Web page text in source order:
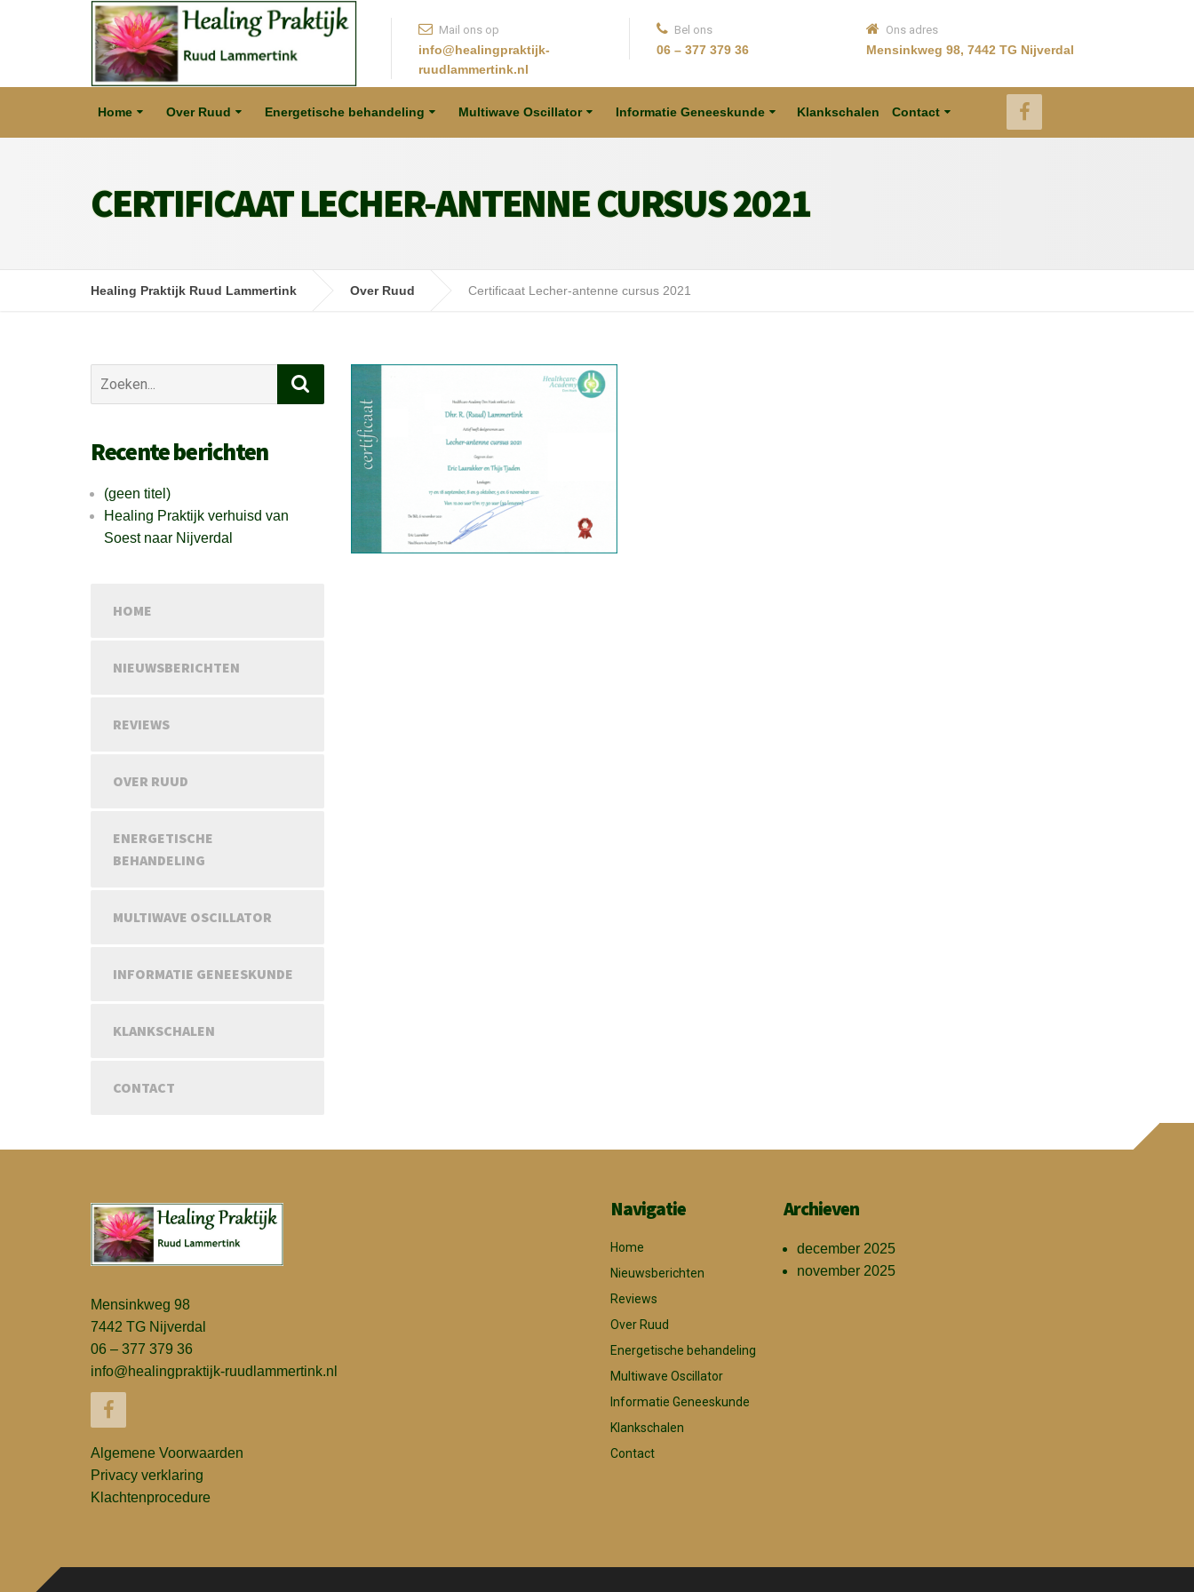
Ons adres
Mensinkweg 98, 7442 TG Nijverdal
Bel ons
06 – 377 379 36
Mail ons op
info@healingpraktijk-
ruudlammertink.nl
Home Over Ruud Energetische behandeling Multiwave Oscillator Informatie Geneeskunde Klankschalen Contact
CERTIFICAAT LECHER-ANTENNE CURSUS 2021
Healing Praktijk Ruud Lammertink Over Ruud Certificaat Lecher-antenne cursus 2021
Zoek
Recente berichten
(geen titel)
Healing Praktijk verhuisd van
Soest naar Nijverdal
HOME
NIEUWSBERICHTEN
REVIEWS
OVER RUUD
ENERGETISCHE
BEHANDELING
MULTIWAVE OSCILLATOR
INFORMATIE GENEESKUNDE
KLANKSCHALEN
CONTACT
Mensinkweg 98
7442 TG Nijverdal
06 – 377 379 36
info@healingpraktijk-ruudlammertink.nl
Algemene Voorwaarden
Privacy verklaring
Klachtenprocedure
Navigatie
Home
Nieuwsberichten
Reviews
Over Ruud
Energetische behandeling
Multiwave Oscillator
Informatie Geneeskunde
Klankschalen
Contact
Archieven
december 2025
november 2025